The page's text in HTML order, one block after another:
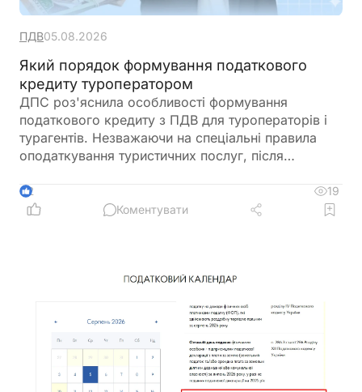
ПДВ05.08.2026
Який порядок формування податкового
кредиту туроператором
ДПС роз'яснила особливості формування
податкового кредиту з ПДВ для туроператорів і
турагентів. Незважаючи на спеціальні правила
оподаткування туристичних послуг, після
адміністрування ПДВ податковий кредит
формується за загальними нормами Податкового
2
19
Коментувати